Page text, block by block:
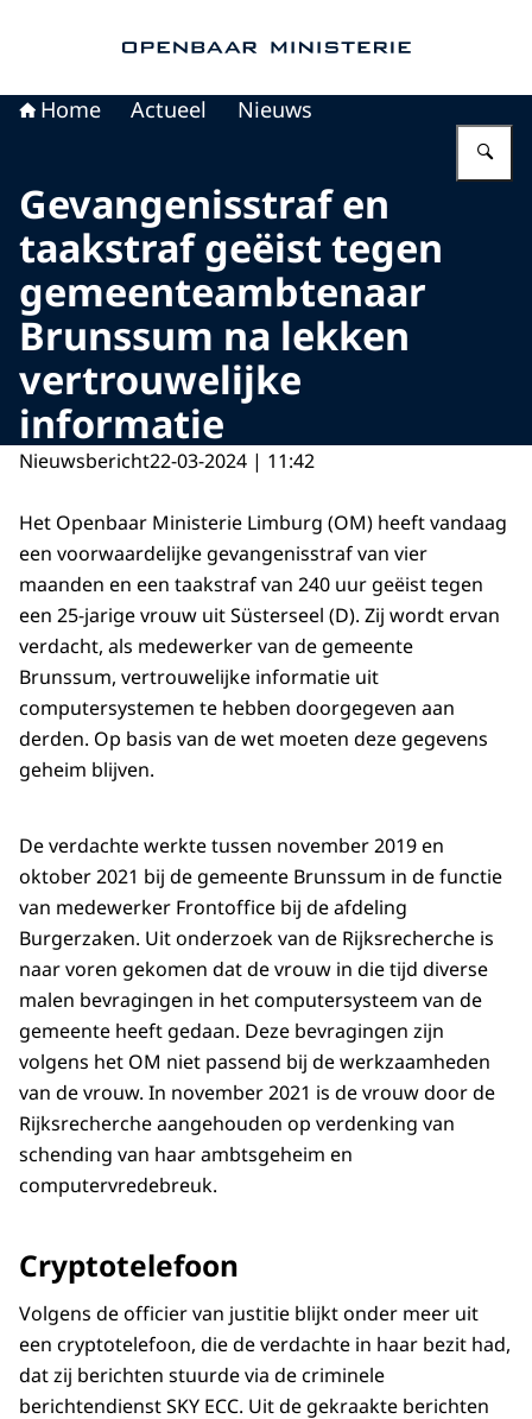
Home Actueel Nieuws
Gevangenisstraf en
taakstraf geëist tegen
gemeenteambtenaar
Brunssum na lekken
vertrouwelijke
informatie
Nieuwsbericht22-03-2024 | 11:42
Het Openbaar Ministerie Limburg (OM) heeft vandaag
een voorwaardelijke gevangenisstraf van vier
maanden en een taakstraf van 240 uur geëist tegen
een 25-jarige vrouw uit Süsterseel (D). Zij wordt ervan
verdacht, als medewerker van de gemeente
Brunssum, vertrouwelijke informatie uit
computersystemen te hebben doorgegeven aan
derden. Op basis van de wet moeten deze gegevens
geheim blijven.
De verdachte werkte tussen november 2019 en
oktober 2021 bij de gemeente Brunssum in de functie
van medewerker Frontoffice bij de afdeling
Burgerzaken. Uit onderzoek van de Rijksrecherche is
naar voren gekomen dat de vrouw in die tijd diverse
malen bevragingen in het computersysteem van de
gemeente heeft gedaan. Deze bevragingen zijn
volgens het OM niet passend bij de werkzaamheden
van de vrouw. In november 2021 is de vrouw door de
Rijksrecherche aangehouden op verdenking van
schending van haar ambtsgeheim en
computervredebreuk.
Cryptotelefoon
Volgens de officier van justitie blijkt onder meer uit
een cryptotelefoon, die de verdachte in haar bezit had,
dat zij berichten stuurde via de criminele
berichtendienst SKY ECC. Uit de gekraakte berichten